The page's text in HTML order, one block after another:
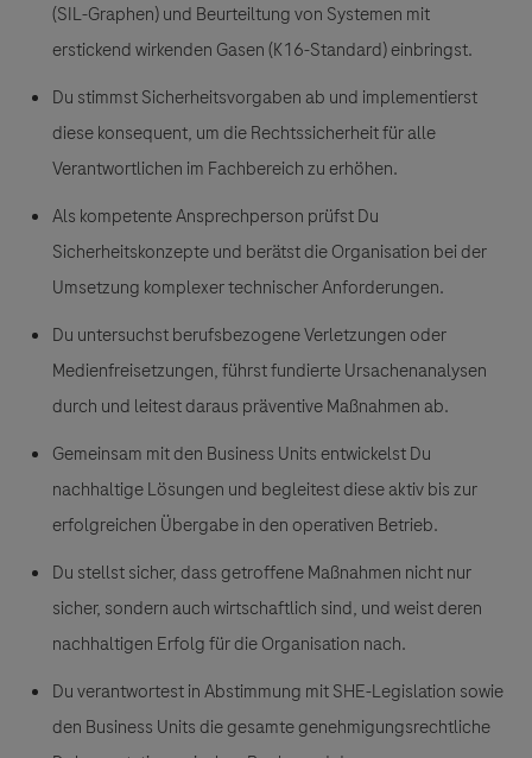
(SIL-Graphen) und Beurteiltung von Systemen mit
erstickend wirkenden Gasen (K16-Standard) einbringst.
Du stimmst Sicherheitsvorgaben ab und implementierst
diese konsequent, um die Rechtssicherheit für alle
Verantwortlichen im Fachbereich zu erhöhen.
Als kompetente Ansprechperson prüfst Du
Sicherheitskonzepte und berätst die Organisation bei der
Umsetzung komplexer technischer Anforderungen.
Du untersuchst berufsbezogene Verletzungen oder
Medienfreisetzungen, führst fundierte Ursachenanalysen
durch und leitest daraus präventive Maßnahmen ab.
Gemeinsam mit den Business Units entwickelst Du
nachhaltige Lösungen und begleitest diese aktiv bis zur
erfolgreichen Übergabe in den operativen Betrieb.
Du stellst sicher, dass getroffene Maßnahmen nicht nur
sicher, sondern auch wirtschaftlich sind, und weist deren
nachhaltigen Erfolg für die Organisation nach.
Du verantwortest in Abstimmung mit SHE-Legislation sowie
den Business Units die gesamte genehmigungsrechtliche